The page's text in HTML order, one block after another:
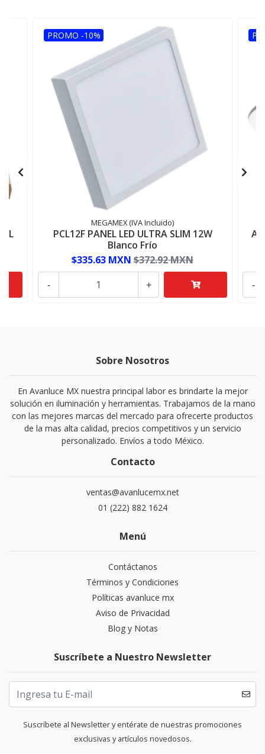
PROMO -10%
MEGAMEX (IVA Incluido)
PCL12F PANEL LED ULTRA SLIM 12W
Blanco Frío
$335.63 MXN $372.92 MXN
+
- -
Sobre Nosotros
En Avanluce MX nuestra principal labor es brindarte la mejor
solución en iluminación y herramientas. Trabajamos de la mano
con las mejores marcas del mercado para ofrecerte productos
de la mas alta calidad, precios competitivos y un servicio
personalizado. Envíos a todo México.
Contacto
ventas@avanlucemx.net
01 (222) 882 1624
Menú
Contáctanos
Términos y Condiciones
Políticas avanluce mx
Aviso de Privacidad
Blog y Notas
Suscríbete a Nuestro Newsletter
Suscríbete al Newsletter y entérate de nuestras promociones
exclusivas y artículos novedosos.